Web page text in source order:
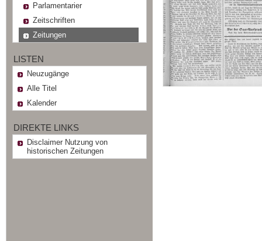
Parlamentarier
Zeitschriften
Zeitungen
LISTEN
Neuzugänge
Alle Titel
Kalender
DIREKTE LINKS
Disclaimer Nutzung von
historischen Zeitungen